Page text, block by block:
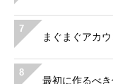
7
まぐまぐアカ
8
最初に作るべ